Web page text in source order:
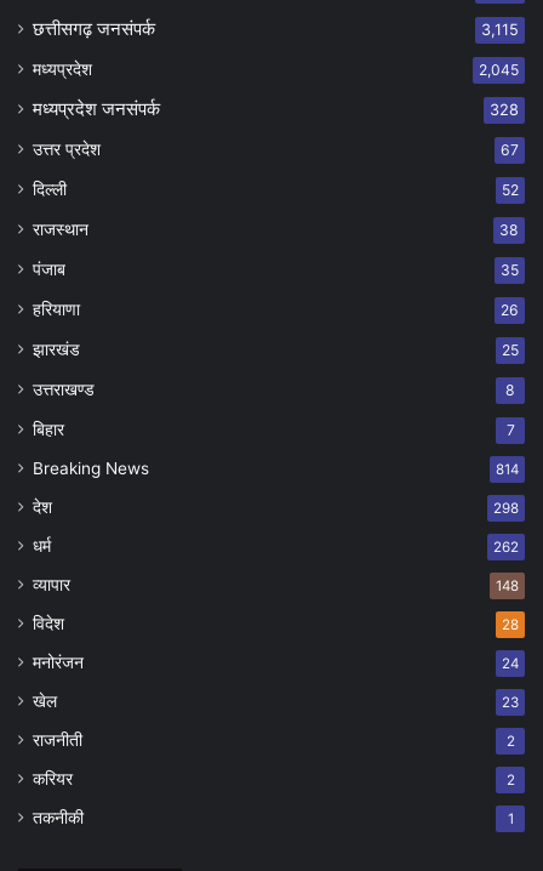
छत्तीसगढ़ जनसंपर्क 3,115
मध्यप्रदेश 2,045
मध्यप्रदेश जनसंपर्क 328
उत्तर प्रदेश 67
दिल्ली 52
राजस्थान 38
पंजाब 35
हरियाणा 26
झारखंड 25
उत्तराखण्ड 8
बिहार 7
Breaking News 814
देश 298
धर्म 262
व्यापार 148
विदेश 28
मनोरंजन 24
खेल 23
राजनीती 2
करियर 2
तकनीकी 1